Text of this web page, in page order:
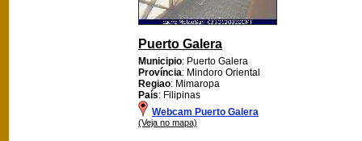
Puerto Galera
Municipio: Puerto Galera
Província: Mindoro Oriental
Regiao: Mimaropa
País: Filipinas
Webcam Puerto Galera
(Veja no mapa)